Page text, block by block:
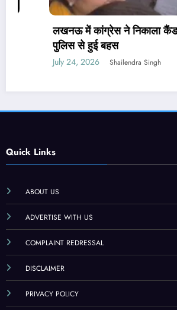
लखनऊ में कांग्रेस ने निकाला कैंडल
पुलिस से हुई बहस
July 24, 2026 Shailendra Singh
Quick Links
ABOUT US
ADVERTISE WITH US
COMPLAINT REDRESSAL
DISCLAIMER
PRIVACY POLICY